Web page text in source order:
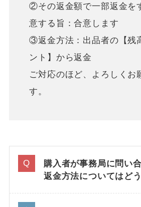
②その返金額で一部返金を
意する旨：合意します
③返金方法：出品者の【残
ント】から返金
ご対応のほど、よろしくお
す。
購入者が事務局に問い
返金方法についてはど